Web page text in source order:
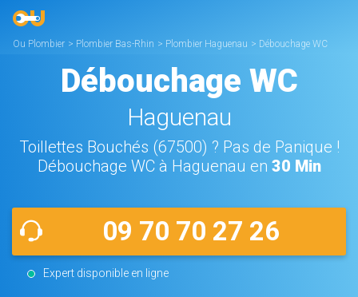
Ou Plombier > Plombier Bas-Rhin > Plombier Haguenau > Débouchage WC
Débouchage WC
Haguenau
Toillettes Bouchés (67500) ? Pas de Panique !
Débouchage WC à Haguenau en 30 Min
09 70 70 27 26
Expert disponible en ligne